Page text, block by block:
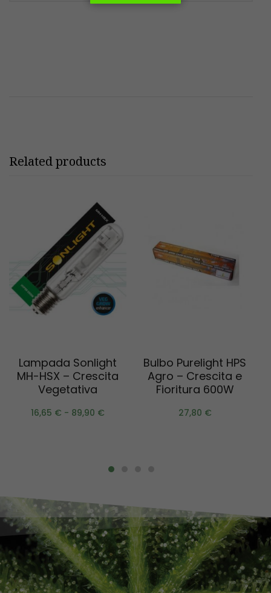
Related products
Lampada Sonlight
MH-HSX – Crescita
Vegetativa
16,65 € - 89,90 €
Bulbo Purelight HPS
Agro – Crescita e
Fioritura 600W
27,80 €